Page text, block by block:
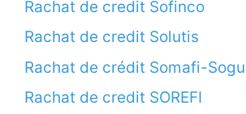
Rachat de credit Sofinco
Rachat de credit Solutis
Rachat de crédit Somafi-
Rachat de credit SOREFI